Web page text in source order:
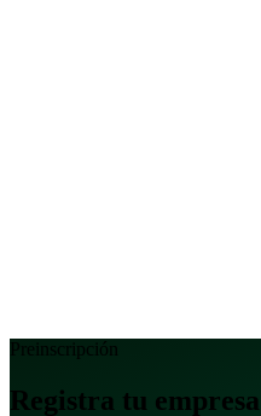
Preinscripción
Registra tu empresa